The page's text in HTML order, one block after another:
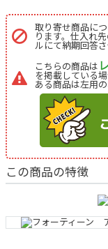
取り寄せ商品に
ります。仕入れ
ルにて納期回答
こちらの商品は
を掲載している
ある商品は左用
この商品の特徴